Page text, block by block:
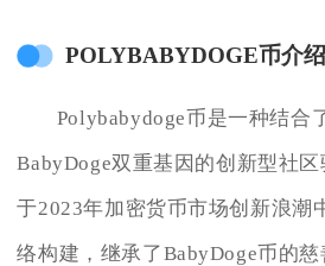
POLYBABYDOGE币介绍
Polybabydoge币是一种结合
BabyDoge双重基因的创新型社
于2023年加密货币市场创新浪潮
络构建，继承了BabyDoge币的慈